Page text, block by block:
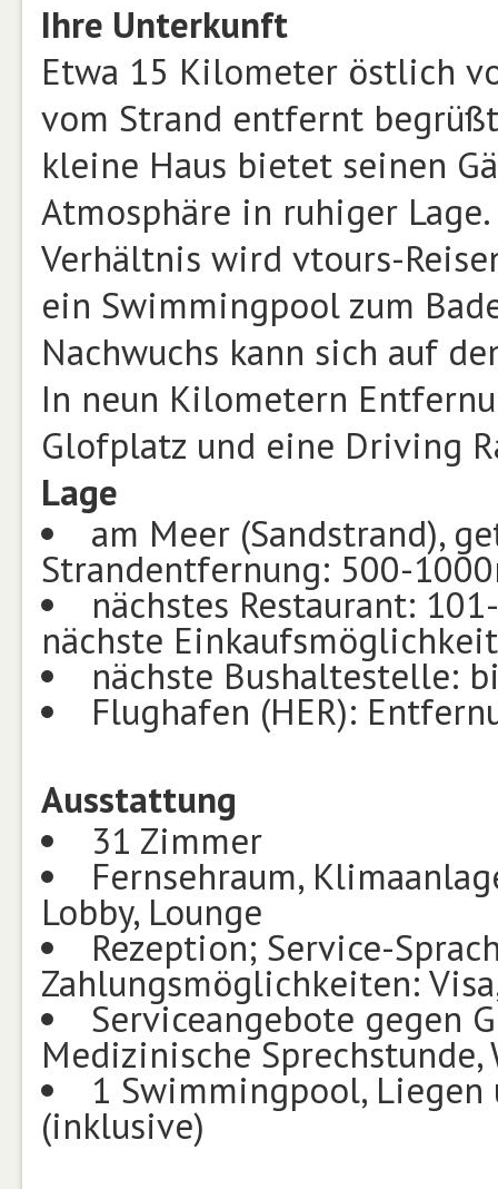
Ihre Unterkunft
Etwa 15 Kilometer östlich
vom Strand entfernt
kleine Haus bietet seinen
Atmosphäre in ruhiger
Verhältnis wird vtours-
ein Swimmingpool zum
Nachwuchs kann sich auf
In neun Kilometern
Glofplatz und eine Driving
Lage
am Meer (Sandstrand),
Strandentfernung: 500-
nächstes Restaurant:
nächste
nächste Bushaltestelle:
Flughafen (HER):
Ausstattung
31 Zimmer
Fernsehraum,
Lobby, Lounge
Rezeption; Service-
Zahlungsmöglichkeiten:
Serviceangebote gegen
Medizinische Sprechstunde,
1 Swimmingpool,
(inklusive)